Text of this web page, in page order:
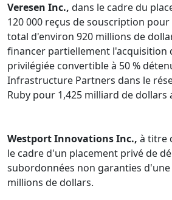
Veresen Inc., dans le cadre du
120 000 reçus de souscription
total d'environ 920 millions de
financer partiellement l'acquisition
privilégiée convertible à 50 %
Infrastructure Partners dans le
Ruby pour 1,425 milliard de dollars
Westport Innovations Inc., à titre
le cadre d'un placement privé de
subordonnées non garanties d'une
millions de dollars.